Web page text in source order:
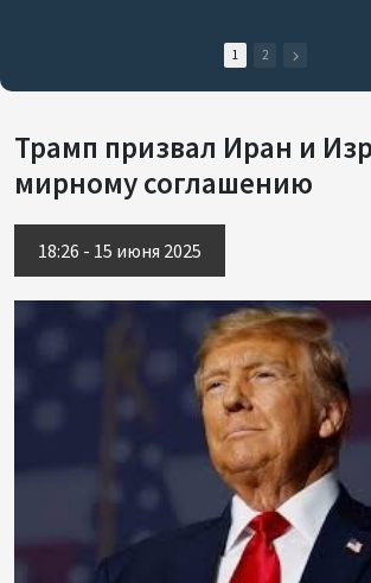
1 2
Трамп призвал Иран и
мирному соглашению
18:26 - 15 июня 2025